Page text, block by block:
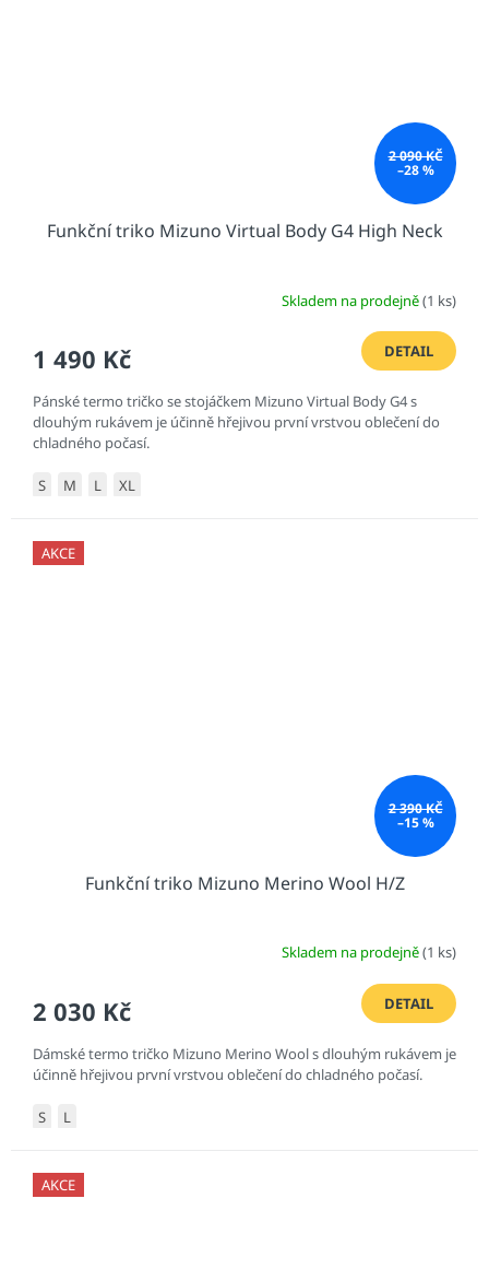
2 090 KČ
–28 %
Funkční triko Mizuno Virtual Body G4 High Neck
Skladem na prodejně(1 ks)
1 490 Kč DETAIL
Pánské termo tričko se stojáčkem Mizuno Virtual Body G4 s
dlouhým rukávem je účinně hřejivou první vrstvou oblečení do
chladného počasí.
S M L XL
AKCE
2 390 KČ
–15 %
Funkční triko Mizuno Merino Wool H/Z
Skladem na prodejně(1 ks)
2 030 Kč DETAIL
Dámské termo tričko Mizuno Merino Wool s dlouhým rukávem je
účinně hřejivou první vrstvou oblečení do chladného počasí.
S L
AKCE